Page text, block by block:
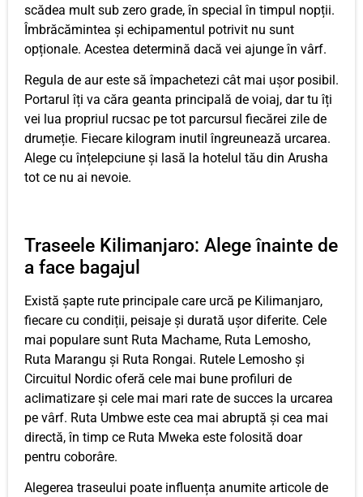
scădea mult sub zero grade, în special în timpul nopții.
Îmbrăcămintea și echipamentul potrivit nu sunt
opționale. Acestea determină dacă vei ajunge în vârf.
Regula de aur este să împachetezi cât mai ușor posibil.
Portarul îți va căra geanta principală de voiaj, dar tu îți
vei lua propriul rucsac pe tot parcursul fiecărei zile de
drumeție. Fiecare kilogram inutil îngreunează urcarea.
Alege cu înțelepciune și lasă la hotelul tău din Arusha
tot ce nu ai nevoie.
Traseele Kilimanjaro: Alege înainte de
a face bagajul
Există șapte rute principale care urcă pe Kilimanjaro,
fiecare cu condiții, peisaje și durată ușor diferite. Cele
mai populare sunt Ruta Machame, Ruta Lemosho,
Ruta Marangu și Ruta Rongai. Rutele Lemosho și
Circuitul Nordic oferă cele mai bune profiluri de
aclimatizare și cele mai mari rate de succes la urcarea
pe vârf. Ruta Umbwe este cea mai abruptă și cea mai
directă, în timp ce Ruta Mweka este folosită doar
pentru coborâre.
Alegerea traseului poate influența anumite articole de